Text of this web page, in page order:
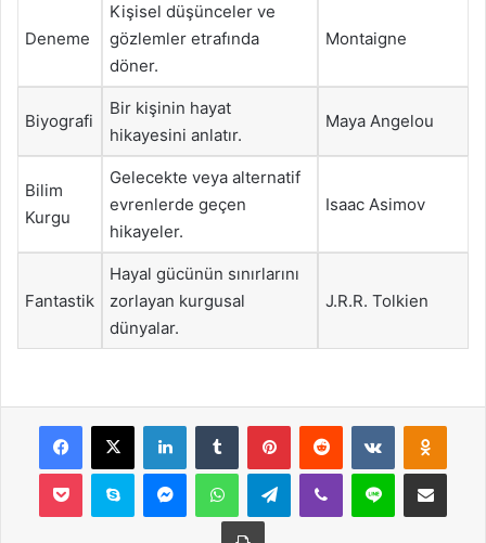
Deneme
Kişisel düşünceler ve
gözlemler etrafında
döner.
Montaigne
Biyografi
Bir kişinin hayat
hikayesini anlatır.
Maya Angelou
Bilim
Kurgu
Gelecekte veya alternatif
evrenlerde geçen
hikayeler.
Isaac Asimov
Fantastik
Hayal gücünün sınırlarını
zorlayan kurgusal
dünyalar.
J.R.R. Tolkien
Facebook
X LinkedInTumblr PinterestReddit VKontakte
Pocket Skype MessengerWhatsAppTelegramViber Line E-Posta ile
Yazdır